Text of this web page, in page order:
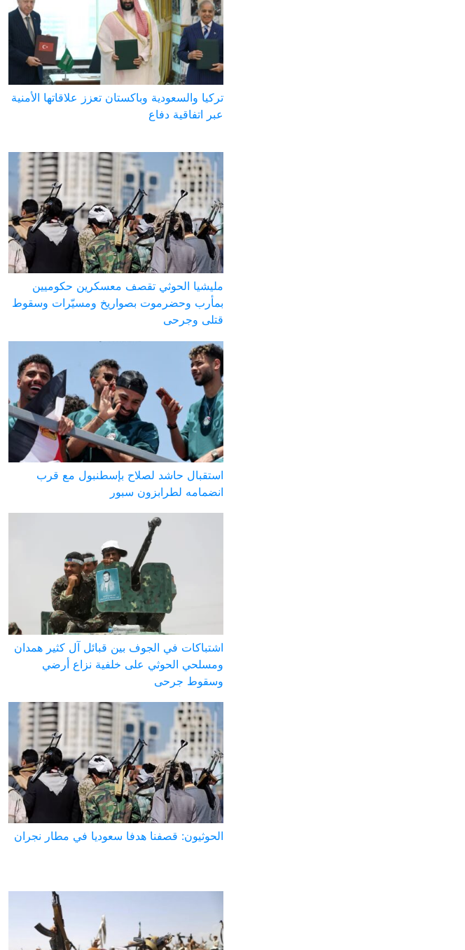
تركيا والسعودية وباكستان تعزز علاقاتها الأمنية
عبر اتفاقية دفاع
مليشيا الحوثي تقصف معسكرين حكوميين
بمأرب وحضرموت بصواريخ ومسيّرات وسقوط
قتلى وجرحى
استقبال حاشد لصلاح بإسطنبول مع قرب
انضمامه لطرابزون سبور
اشتباكات في الجوف بين قبائل آل كثير همدان
ومسلحي الحوثي على خلفية نزاع أرضي
وسقوط جرحى
الحوثيون: قصفنا هدفا سعوديا في مطار نجران